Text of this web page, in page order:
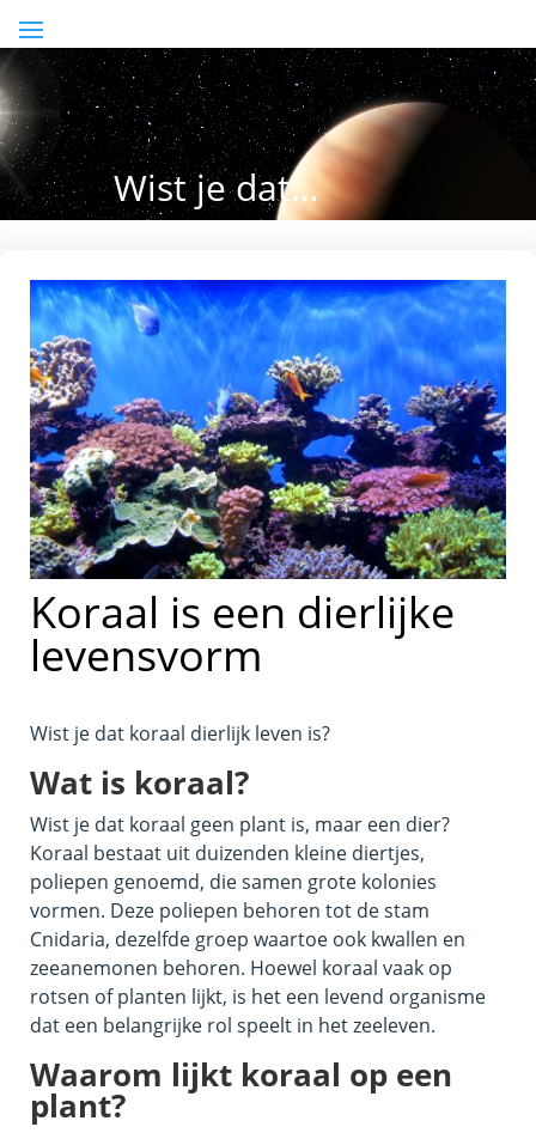
Wist je dat…
Koraal is een dierlijke
levensvorm
Wist je dat koraal dierlijk leven is?
Wat is koraal?
Wist je dat koraal geen plant is, maar een dier?
Koraal bestaat uit duizenden kleine diertjes,
poliepen genoemd, die samen grote kolonies
vormen. Deze poliepen behoren tot de stam
Cnidaria, dezelfde groep waartoe ook kwallen en
zeeanemonen behoren. Hoewel koraal vaak op
rotsen of planten lijkt, is het een levend organisme
dat een belangrijke rol speelt in het zeeleven.
Waarom lijkt koraal op een
plant?